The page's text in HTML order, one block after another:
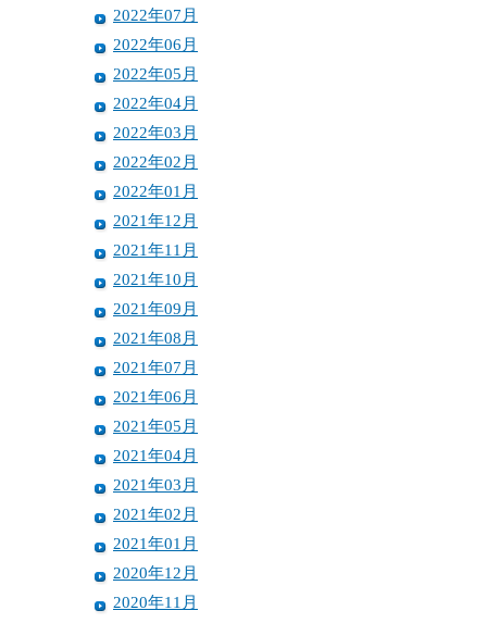
2022年07月
2022年06月
2022年05月
2022年04月
2022年03月
2022年02月
2022年01月
2021年12月
2021年11月
2021年10月
2021年09月
2021年08月
2021年07月
2021年06月
2021年05月
2021年04月
2021年03月
2021年02月
2021年01月
2020年12月
2020年11月